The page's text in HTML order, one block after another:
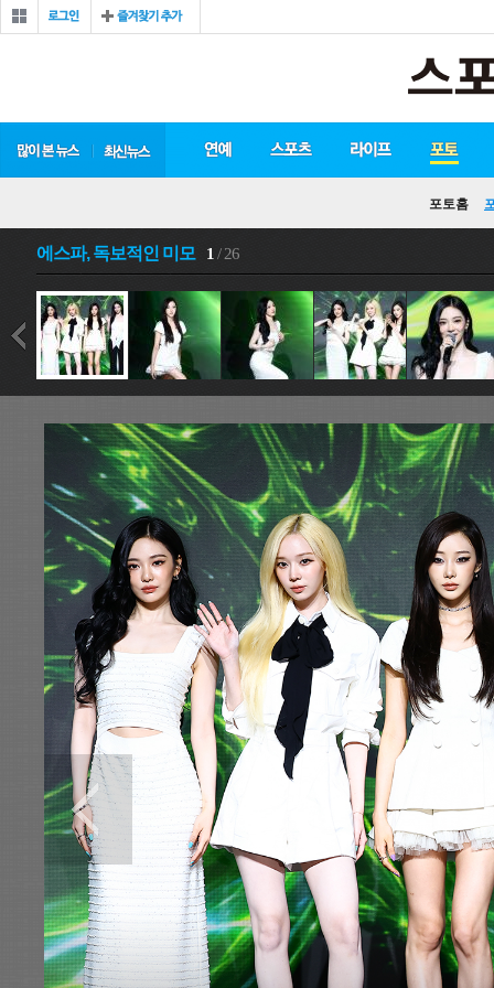
로그 즐겨찾기
많이 본 뉴스 최신 뉴스 연예 스포츠 라이프 포토
포토홈
에스파, 독보적인 미모 1 / 26